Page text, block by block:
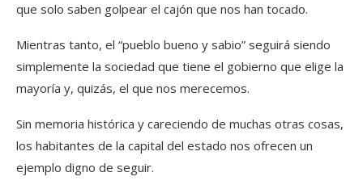
que solo saben golpear el cajón que nos han tocado.
Mientras tanto, el “pueblo bueno y sabio” seguirá siendo
simplemente la sociedad que tiene el gobierno que elige la
mayoría y, quizás, el que nos merecemos.
Sin memoria histórica y careciendo de muchas otras cosas,
los habitantes de la capital del estado nos ofrecen un
ejemplo digno de seguir.